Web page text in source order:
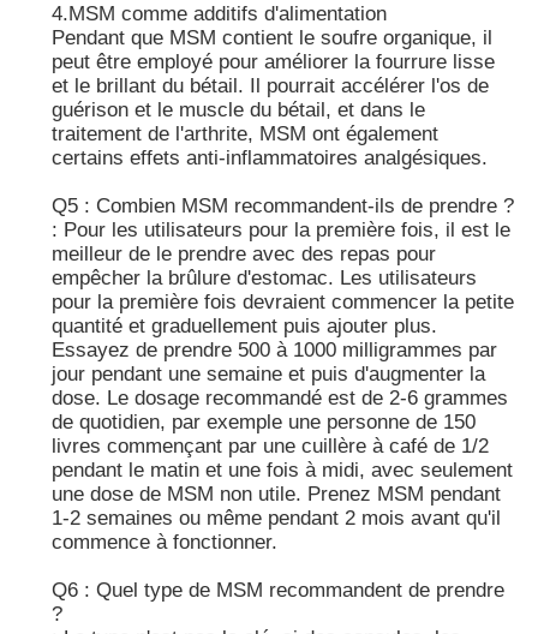
4.MSM comme additifs d'alimentation
Pendant que MSM contient le soufre organique, il
peut être employé pour améliorer la fourrure lisse
et le brillant du bétail. Il pourrait accélérer l'os de
guérison et le muscle du bétail, et dans le
traitement de l'arthrite, MSM ont également
certains effets anti-inflammatoires analgésiques.
Q5 : Combien MSM recommandent-ils de prendre ?
: Pour les utilisateurs pour la première fois, il est le
meilleur de le prendre avec des repas pour
empêcher la brûlure d'estomac. Les utilisateurs
pour la première fois devraient commencer la petite
quantité et graduellement puis ajouter plus.
Essayez de prendre 500 à 1000 milligrammes par
jour pendant une semaine et puis d'augmenter la
dose. Le dosage recommandé est de 2-6 grammes
de quotidien, par exemple une personne de 150
livres commençant par une cuillère à café de 1/2
pendant le matin et une fois à midi, avec seulement
une dose de MSM non utile. Prenez MSM pendant
1-2 semaines ou même pendant 2 mois avant qu'il
commence à fonctionner.
Q6 : Quel type de MSM recommandent de prendre
?